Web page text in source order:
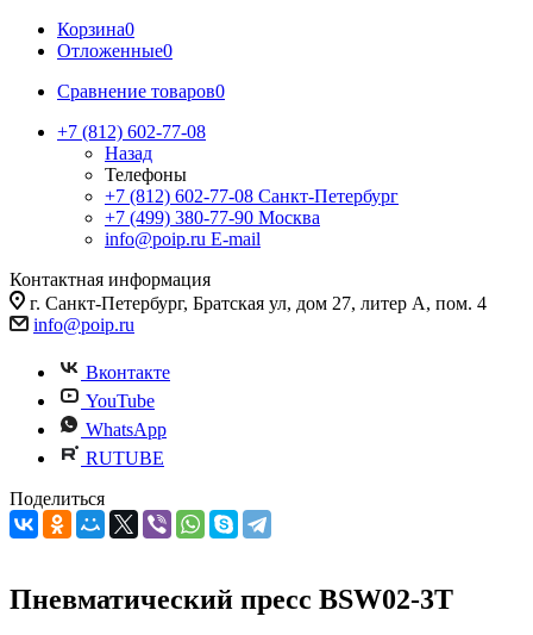
Корзина0
Отложенные0
Сравнение товаров0
+7 (812) 602-77-08
Назад
Телефоны
+7 (812) 602-77-08 Санкт-Петербург
+7 (499) 380-77-90 Москва
info@poip.ru E-mail
Контактная информация
г. Санкт-Петербург, Братская ул, дом 27, литер А, пом. 4
info@poip.ru
Вконтакте
YouTube
WhatsApp
RUTUBE
Поделиться
Пневматический пресс BSW02-3T